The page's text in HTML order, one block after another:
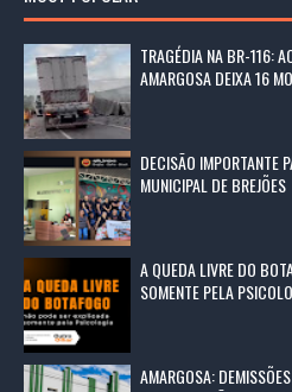
TRAGÉDIA NA BR-116:
AMARGOSA DEIXA 16
DECISÃO IMPORTANTE
MUNICIPAL DE BREJÕES
A QUEDA LIVRE DO
SOMENTE PELA
AMARGOSA: